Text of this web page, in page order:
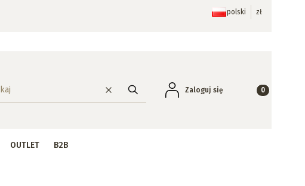
polski zł
WyczyśćSzukaj
Zaloguj się Produkty w
OUTLET B2B